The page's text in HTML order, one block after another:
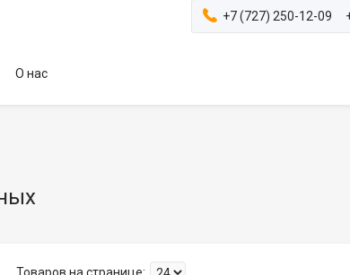
+7 (727) 250-12-09
О нас